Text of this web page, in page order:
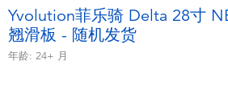
毛绒公仔玩具
夏日
Yvolution菲乐骑 Delta 28寸
翘滑板 - 随机发货
年龄: 24+ 月